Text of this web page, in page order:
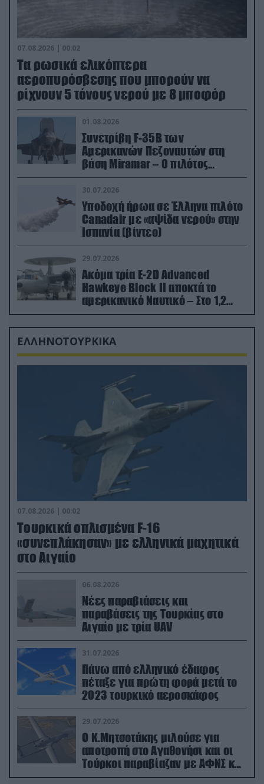
07.08.2026 | 00:02
Τα ρωσικά ελικόπτερα
αεροπυρόσβεσης που μπορούν να
ρίχνουν 5 τόνους νερού με 8 μποφόρ
01.08.2026
Συνετρίβη F-35B των
Αμερικανών Πεζοναυτών στη
βάση Miramar – Ο πιλότος
εκτινάχθηκε εγκαίρως
30.07.2026
Υποδοχή ήρωα σε Έλληνα πιλότο
Canadair με «αψίδα νερού» στην
Ισπανία (βίντεο)
29.07.2026
Ακόμα τρία E-2D Advanced
Hawkeye Block II αποκτά το
αμερικανικό Ναυτικό – Στο 1,2
δισ.δολάρια το κόστος
ΕΛΛΗΝΟΤΟΥΡΚΙΚΑ
07.08.2026 | 00:02
Τουρκικά οπλισμένα F-16
«συνεπλάκησαν» με ελληνικά μαχητικά
στο Αιγαίο
06.08.2026
Νέες παραβιάσεις και
παραβάσεις της Τουρκίας στο
Αιγαίο με τρία UAV
31.07.2026
Πάνω από ελληνικό έδαφος
πέταξε για πρώτη φορά μετά το
2023 τουρκικό αεροσκάφος
29.07.2026
Ο Κ.Μητσοτάκης μιλούσε για
αποτροπή στο Αγαθονήσι και οι
Τούρκοι παραβίαζαν με ΑΦΝΣ και
drone